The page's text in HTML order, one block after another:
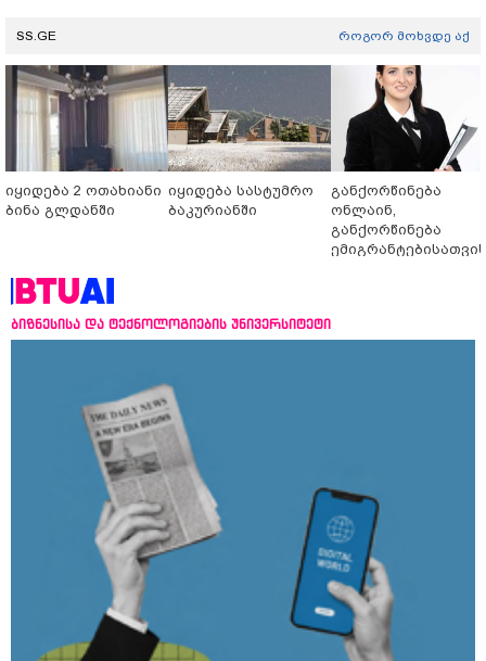
SS.GE როგორ მოხვდე აქ
იყიდება 2 ოთახიანი
ბინა გლდანში
იყიდება სასტუმრო
ბაკურიანში
განქორწინება
ონლაინ,
განქორწინება
ემიგრანტებისათვის
ბიზნესისა და ტექნოლოგიების უნივერსიტეტი